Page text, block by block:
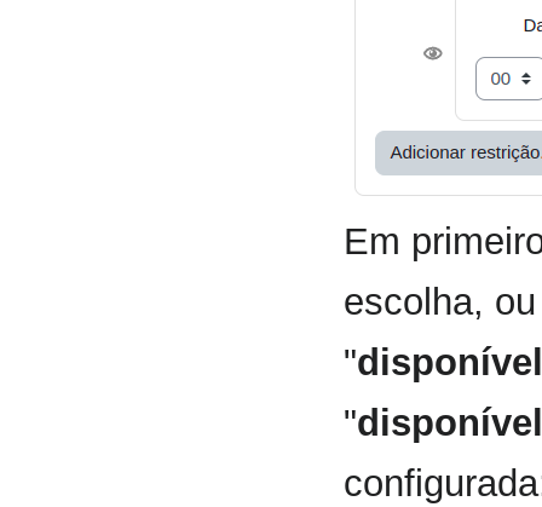
Em
escolha,
"
"